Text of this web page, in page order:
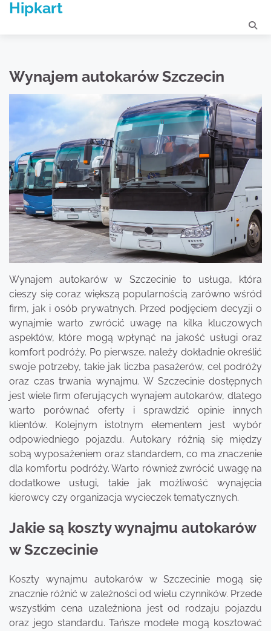
SkipHipkart
Wynajem autokarów Szczecin
Wynajem autokarów w Szczecinie to usługa, która
cieszy się coraz większą popularnością zarówno wśród
firm, jak i osób prywatnych. Przed podjęciem decyzji o
wynajmie warto zwrócić uwagę na kilka kluczowych
aspektów, które mogą wpłynąć na jakość usługi oraz
komfort podróży. Po pierwsze, należy dokładnie określić
swoje potrzeby, takie jak liczba pasażerów, cel podróży
oraz czas trwania wynajmu. W Szczecinie dostępnych
jest wiele firm oferujących wynajem autokarów, dlatego
warto porównać oferty i sprawdzić opinie innych
klientów. Kolejnym istotnym elementem jest wybór
odpowiedniego pojazdu. Autokary różnią się między
sobą wyposażeniem oraz standardem, co ma znaczenie
dla komfortu podróży. Warto również zwrócić uwagę na
dodatkowe usługi, takie jak możliwość wynajęcia
kierowcy czy organizacja wycieczek tematycznych.
Jakie są koszty wynajmu autokarów
w Szczecinie
Koszty wynajmu autokarów w Szczecinie mogą się
znacznie różnić w zależności od wielu czynników. Przede
wszystkim cena uzależniona jest od rodzaju pojazdu
oraz jego standardu. Tańsze modele mogą kosztować